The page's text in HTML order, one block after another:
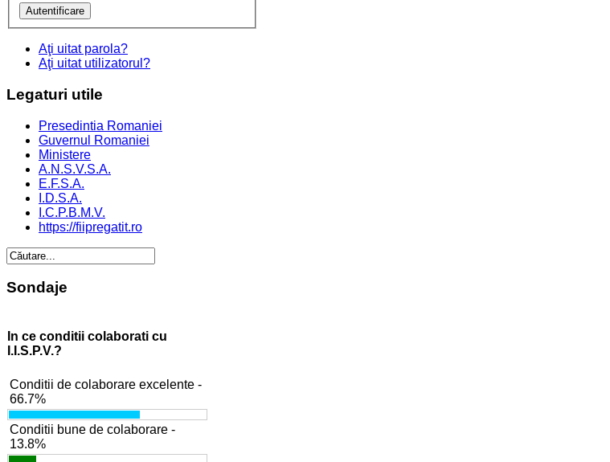
Aţi uitat parola?
Aţi uitat utilizatorul?
Legaturi utile
Presedintia Romaniei
Guvernul Romaniei
Ministere
A.N.S.V.S.A.
E.F.S.A.
I.D.S.A.
I.C.P.B.M.V.
https://fiipregatit.ro
Sondaje
In ce conditii colaborati cu
I.I.S.P.V.?
Conditii de colaborare excelente -
66.7%
Conditii bune de colaborare -
13.8%